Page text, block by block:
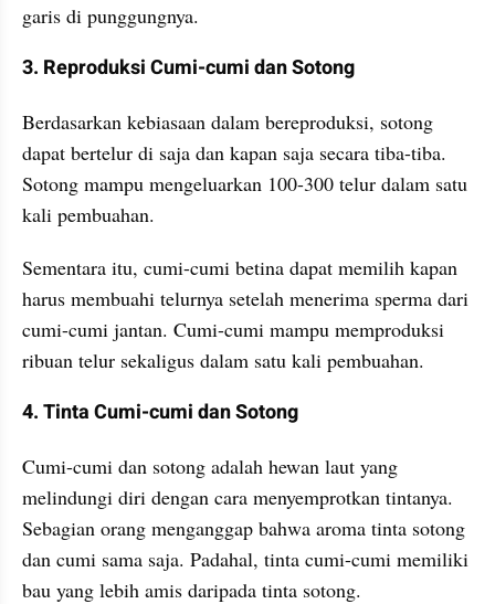
garis di punggungnya.
3. Reproduksi Cumi-cumi dan Sotong
Berdasarkan kebiasaan dalam bereproduksi, sotong
dapat bertelur di saja dan kapan saja secara tiba-tiba.
Sotong mampu mengeluarkan 100-300 telur dalam satu
kali pembuahan.
Sementara itu, cumi-cumi betina dapat memilih kapan
harus membuahi telurnya setelah menerima sperma dari
cumi-cumi jantan. Cumi-cumi mampu memproduksi
ribuan telur sekaligus dalam satu kali pembuahan.
4. Tinta Cumi-cumi dan Sotong
Cumi-cumi dan sotong adalah hewan laut yang
melindungi diri dengan cara menyemprotkan tintanya.
Sebagian orang menganggap bahwa aroma tinta sotong
dan cumi sama saja. Padahal, tinta cumi-cumi memiliki
bau yang lebih amis daripada tinta sotong.